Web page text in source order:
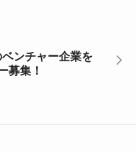
ンチャー企業を
募集！